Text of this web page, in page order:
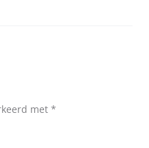
met *